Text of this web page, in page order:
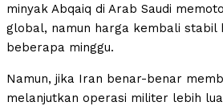
minyak Abqaiq di Arab Saudi
global, namun harga kembali stabil
beberapa minggu.
Namun, jika Iran benar-benar
melanjutkan operasi militer lebih